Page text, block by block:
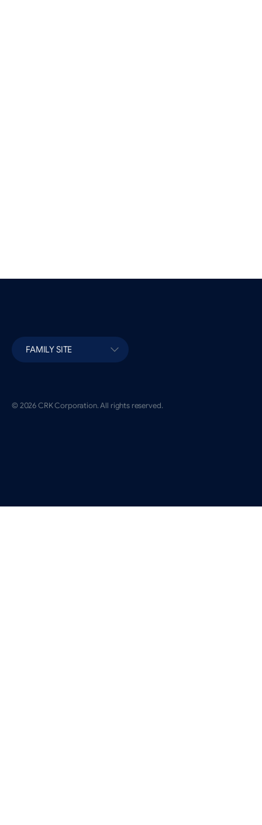
FAMILY SITE
© 2026 CRK Corporation. All rights reserved.